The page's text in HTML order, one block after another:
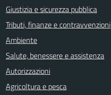
Giustizia e sicurezza pubblica
Tributi, finanze e contravvenzioni
Ambiente
Salute, benessere e assistenza
Autorizzazioni
Agricoltura e pesca